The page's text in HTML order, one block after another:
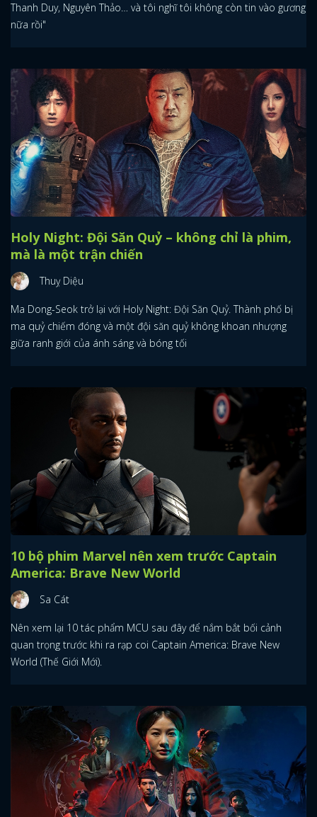
Thanh Duy, Nguyên Thảo… và tôi nghĩ tôi không còn tin vào gương
nữa rồi"
Holy Night: Đội Săn Quỷ – không chỉ là phim,
mà là một trận chiến
Thuỵ Diệu
Ma Dong-Seok trở lại với Holy Night: Đội Săn Quỷ. Thành phố bị
ma quỷ chiếm đóng và một đội săn quỷ không khoan nhượng
giữa ranh giới của ánh sáng và bóng tối
10 bộ phim Marvel nên xem trước Captain
America: Brave New World
Sa Cát
Nên xem lại 10 tác phẩm MCU sau đây để nắm bắt bối cảnh
quan trọng trước khi ra rạp coi Captain America: Brave New
World (Thế Giới Mới).